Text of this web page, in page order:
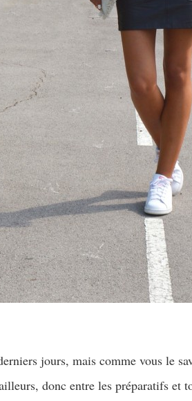
jours, mais comme vous le
donc entre les préparatifs et